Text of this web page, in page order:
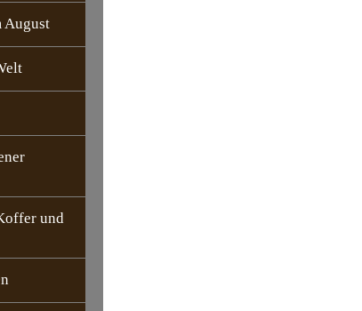
August
und